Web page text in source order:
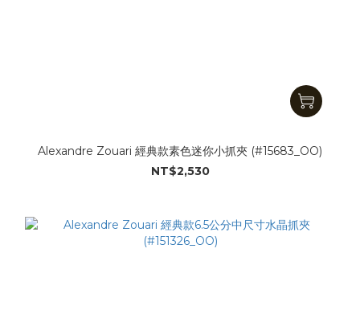
Alexandre Zouari 經典款素色迷你小抓夾 (#15683_OO)
NT$2,530